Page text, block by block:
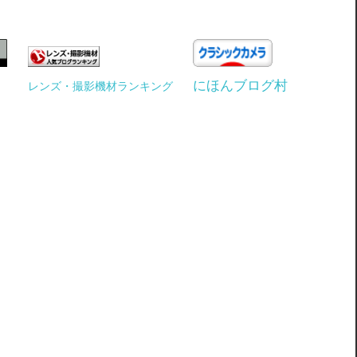
にほんブログ村
レンズ・撮影機材ランキング